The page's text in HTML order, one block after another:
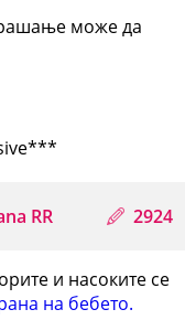
може да
RR 2924
и насоките се
на бебето.